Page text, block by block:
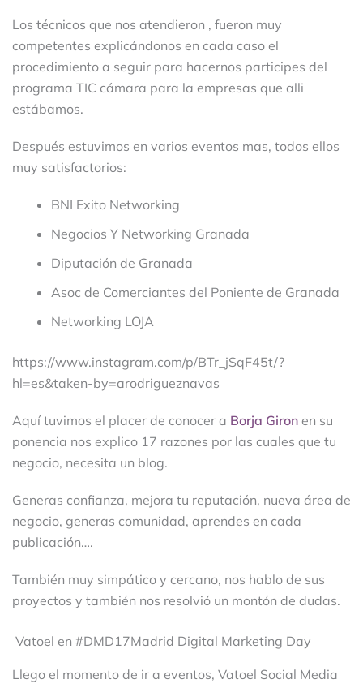
Los técnicos que nos atendieron , fueron muy
competentes explicándonos en cada caso el
procedimiento a seguir para hacernos participes del
programa TIC cámara para la empresas que alli
estábamos.
Después estuvimos en varios eventos mas, todos ellos
muy satisfactorios:
BNI Exito Networking
Negocios Y Networking Granada
Diputación de Granada
Asoc de Comerciantes del Poniente de Granada
Networking LOJA
https://www.instagram.com/p/BTr_jSqF45t/?
hl=es&taken-by=arodrigueznavas
Aquí tuvimos el placer de conocer a Borja Giron en su
ponencia nos explico 17 razones por las cuales que tu
negocio, necesita un blog.
Generas confianza, mejora tu reputación, nueva área de
negocio, generas comunidad, aprendes en cada
publicación….
También muy simpático y cercano, nos hablo de sus
proyectos y también nos resolvió un montón de dudas.
Vatoel en #DMD17Madrid Digital Marketing Day
Llego el momento de ir a eventos, Vatoel Social Media